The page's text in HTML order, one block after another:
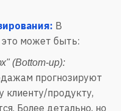
В
это может быть:
(Bottom-up):
прогнозируют
продукту,
Более детально, но